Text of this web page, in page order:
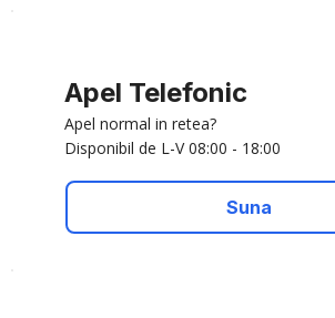
Apel Telefonic
Apel normal in retea?
Disponibil de L-V 08:00 - 18:00
Suna